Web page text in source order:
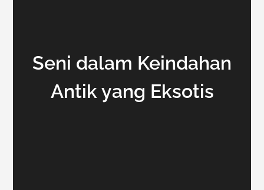
Seni dalam Keindahan
Antik yang Eksotis